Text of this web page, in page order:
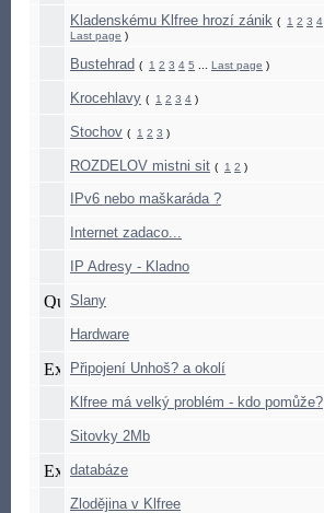
Kladenskému Klfree hrozí zánik ( 1 2 3 4
Last page )
Bustehrad ( 1 2 3 4 5 Last page )
Krocehlavy ( 1 2 3 4 )
Stochov ( 1 2 3 )
ROZDELOV mistni sit ( 1 2 )
IPv6 nebo maškaráda ?
Internet zadaco...
IP Adresy - Kladno
Slany
Hardware
Připojení Unhoš? a okolí
Klfree má velký problém - kdo pomůže?
Sitovky 2Mb
databáze
Zlodějina v Klfree